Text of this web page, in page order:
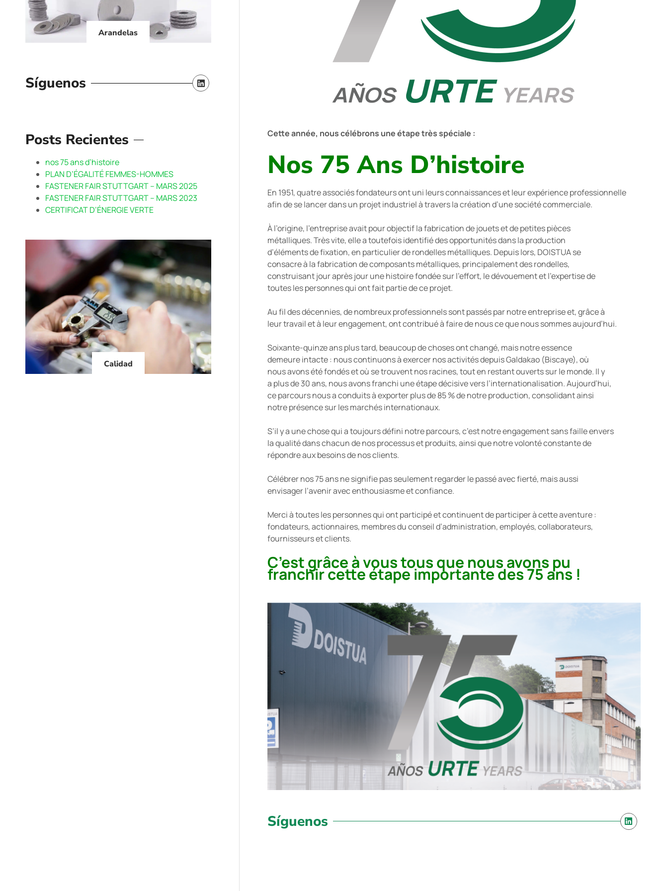
Arandelas
Síguenos
Posts Recientes
nos 75 ans d’histoire
PLAN D’ÉGALITÉ FEMMES-HOMMES
FASTENER FAIR STUTTGART – MARS 2025
FASTENER FAIR STUTTGART – MARS 2023
CERTIFICAT D’ÉNERGIE VERTE
Calidad
Cette année, nous célébrons une étape très spéciale :
Nos 75 Ans D’histoire
En 1951, quatre associés fondateurs ont uni leurs connaissances et leur expérience professionnelle
afin de se lancer dans un projet industriel à travers la création d’une société commerciale.
À l’origine, l’entreprise avait pour objectif la fabrication de jouets et de petites pièces
métalliques. Très vite, elle a toutefois identifié des opportunités dans la production
d’éléments de fixation, en particulier de rondelles métalliques. Depuis lors, DOISTUA se
consacre à la fabrication de composants métalliques, principalement des rondelles,
construisant jour après jour une histoire fondée sur l’effort, le dévouement et l’expertise de
toutes les personnes qui ont fait partie de ce projet.
Au fil des décennies, de nombreux professionnels sont passés par notre entreprise et, grâce à
leur travail et à leur engagement, ont contribué à faire de nous ce que nous sommes aujourd’hui.
Soixante-quinze ans plus tard, beaucoup de choses ont changé, mais notre essence
demeure intacte : nous continuons à exercer nos activités depuis Galdakao (Biscaye), où
nous avons été fondés et où se trouvent nos racines, tout en restant ouverts sur le monde. Il y
a plus de 30 ans, nous avons franchi une étape décisive vers l’internationalisation. Aujourd’hui,
ce parcours nous a conduits à exporter plus de 85 % de notre production, consolidant ainsi
notre présence sur les marchés internationaux.
S’il y a une chose qui a toujours défini notre parcours, c’est notre engagement sans faille envers
la qualité dans chacun de nos processus et produits, ainsi que notre volonté constante de
répondre aux besoins de nos clients.
Célébrer nos 75 ans ne signifie pas seulement regarder le passé avec fierté, mais aussi
envisager l’avenir avec enthousiasme et confiance.
Merci à toutes les personnes qui ont participé et continuent de participer à cette aventure :
fondateurs, actionnaires, membres du conseil d’administration, employés, collaborateurs,
fournisseurs et clients.
C’est grâce à vous tous que nous avons pu
franchir cette étape importante des 75 ans !
Síguenos